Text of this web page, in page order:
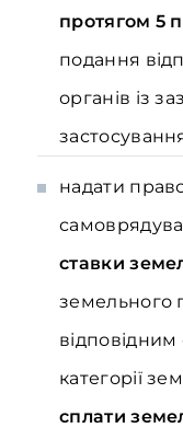
протягом 5
подання
органів із
надати
ставки
земельного
категорії
сплати